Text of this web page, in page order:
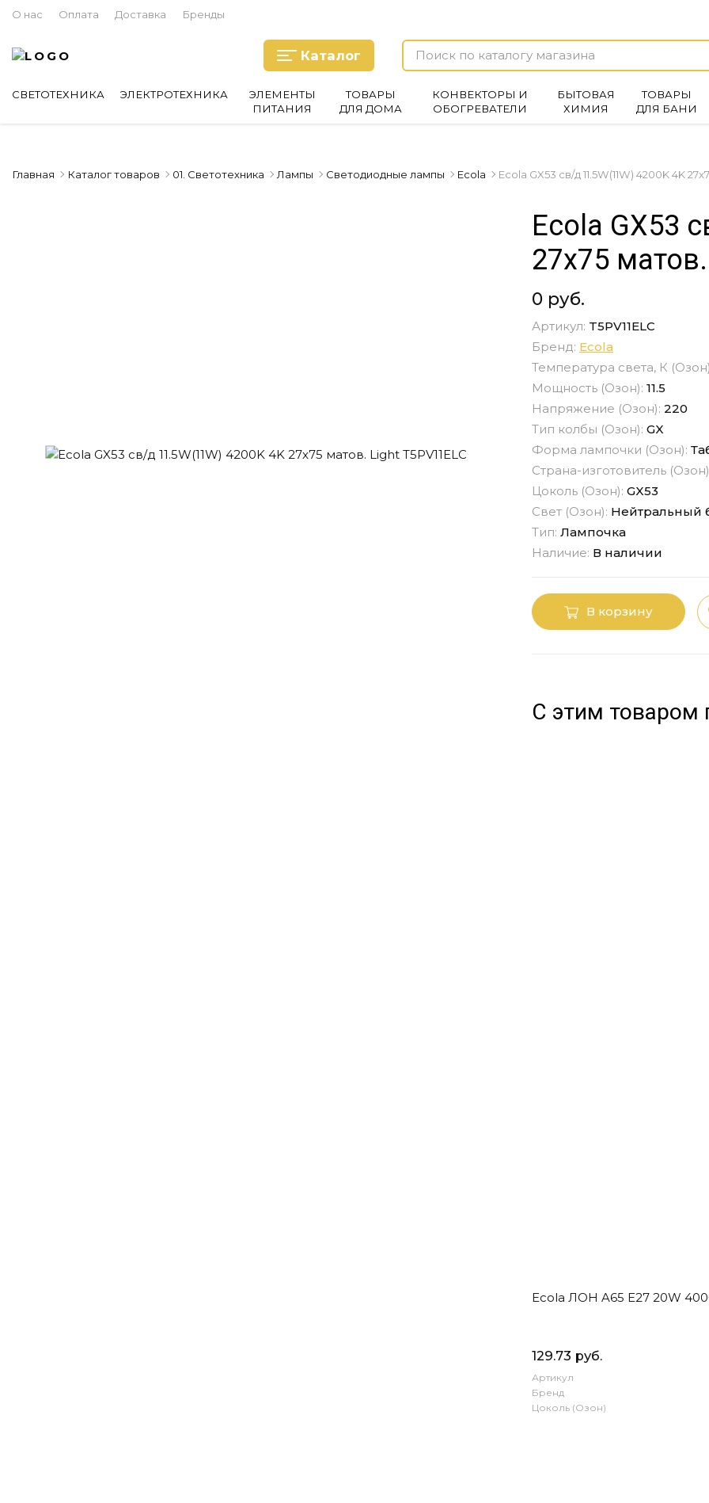
О нас Оплата Доставка Бренды
Каталог
СВЕТОТЕХНИКА ЭЛЕКТРОТЕХНИКА
ЭЛЕМЕНТЫ
ПИТАНИЯ
ТОВАРЫ
ДЛЯ ДОМА
КОНВЕКТОРЫ И
ОБОГРЕВАТЕЛИ
БЫТОВАЯ
ХИМИЯ
ТОВАРЫ
ДЛЯ БАНИ
Главная Каталог товаров 01. Светотехника Лампы Светодиодные лампы Ecola Ecola GX53 св/д 11.5W(11W) 4200K 4K
Ecola GX53
27x75
0 руб.
Артикул: T5PV11ELC
Бренд: Ecola
Температура света, К
Мощность (Озон): 11.5
Напряжение (Озон): 220
Тип колбы (Озон): GX
Форма лампочки (Озон):
Страна-изготовитель
Цоколь (Озон): GX53
Свет (Озон): Нейтральный
Тип: Лампочка
Наличие: В наличии
В корзину
С этим товаром
Ecola ЛОН A65 E27 20W
129.73 руб.
Артикул
Бренд
Цоколь (Озон)